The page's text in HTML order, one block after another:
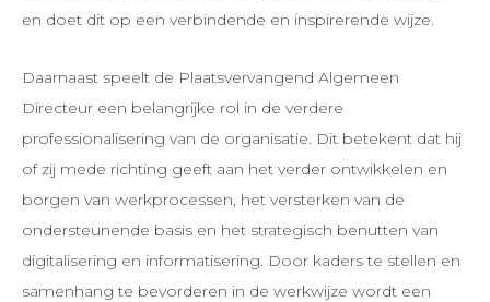
en doet dit op een verbindende en inspirerende wijze.
Daarnaast speelt de Plaatsvervangend Algemeen
Directeur een belangrijke rol in de verdere
professionalisering van de organisatie. Dit betekent dat hij
of zij mede richting geeft aan het verder ontwikkelen en
borgen van werkprocessen, het versterken van de
ondersteunende basis en het strategisch benutten van
digitalisering en informatisering. Door kaders te stellen en
samenhang te bevorderen in de werkwijze wordt een